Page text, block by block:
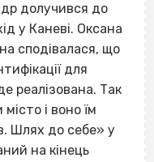
долучився до
у Каневі. Оксана
сподівалася, що
для
реалізована. Так
і воно їм
Шлях до себе» у
на кінець